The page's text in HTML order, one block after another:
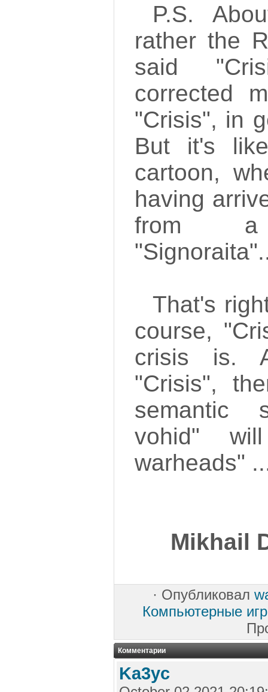
P.S.
rather the
said
corrected
"Crisis", in
But it's
cartoon,
having
from a
That's
course,
crisis is.
"Crisis",
semantic
vohid"
warheads"
Mikhail
· Опубликовал
Компьютерные
Комментарии
Ka3yc